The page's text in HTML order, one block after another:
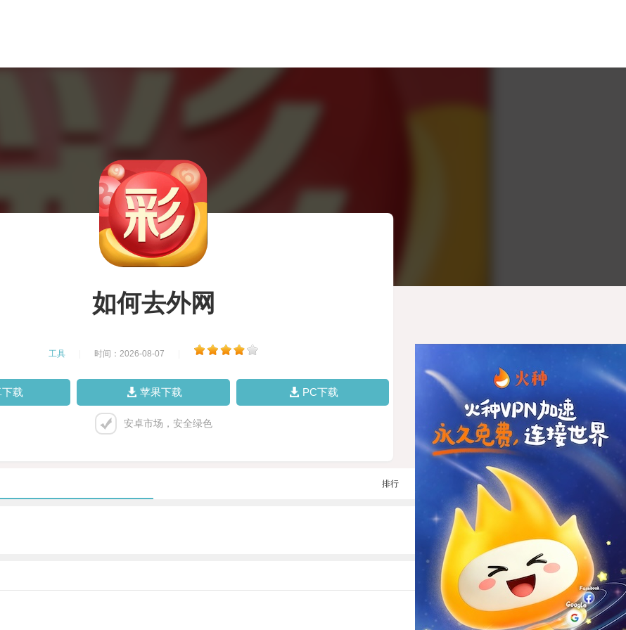
如何去外网
工具 时间：2026-08-07
载 苹果下载 PC下载
安卓市场，安全绿色
排行